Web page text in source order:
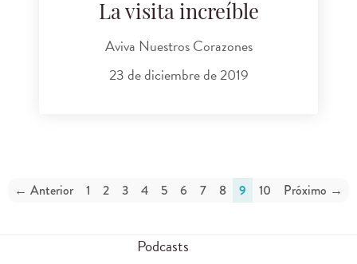
La visita increíble
Aviva Nuestros Corazones
23 de diciembre de 2019
← Anterior 1 2 3 4 5 6 7 8 9 10 Próximo →
Podcasts